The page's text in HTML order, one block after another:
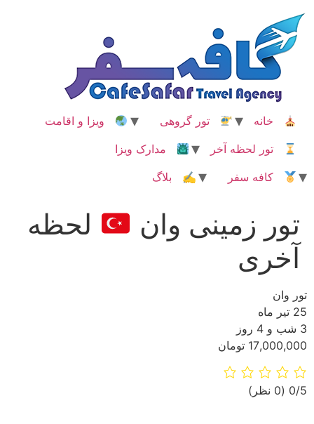
محتوا
خانه تور گروهی
ویزا و اقامت
تور لحظه آخر
مدارک ویزا
کافه سفر
✍ بلاگ
تور زمینی وان
لحظه
آخری
تور وان
25 تیر ماه
3 شب و 4 روز
17,000,000 تومان
‫0/5 ‫(0 نظر)